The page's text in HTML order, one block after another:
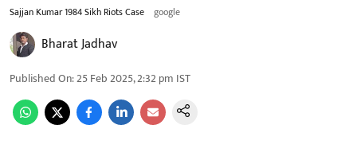
Sajjan Kumar 1984 Sikh Riots Case google
Bharat Jadhav
Published On:25 Feb 2025, 2:32 pm IST